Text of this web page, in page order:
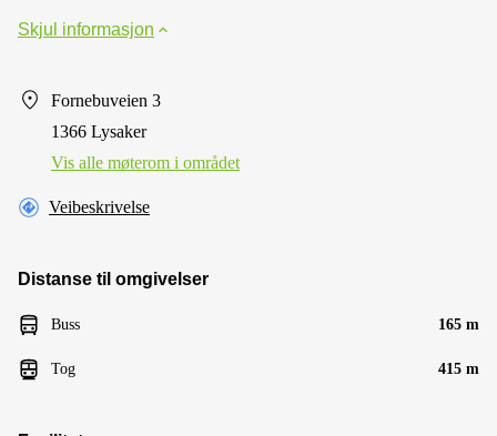
Skjul informasjon
Fornebuveien 3
1366 Lysaker
Vis alle møterom i området
Veibeskrivelse
Distanse til omgivelser
Buss 165 m
Tog 415 m